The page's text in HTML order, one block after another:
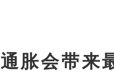
通胀会带来